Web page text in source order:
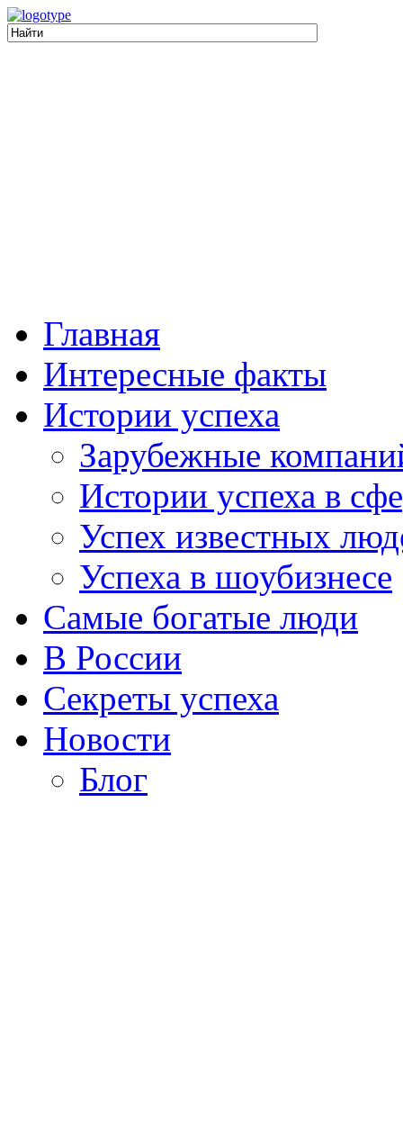
Главная
Интересные факты
Истории успеха
Зарубежные
Истории успеха в
Успех известных
Успеха в шоубизнесе
Самые богатые люди
В России
Секреты успеха
Новости
Блог